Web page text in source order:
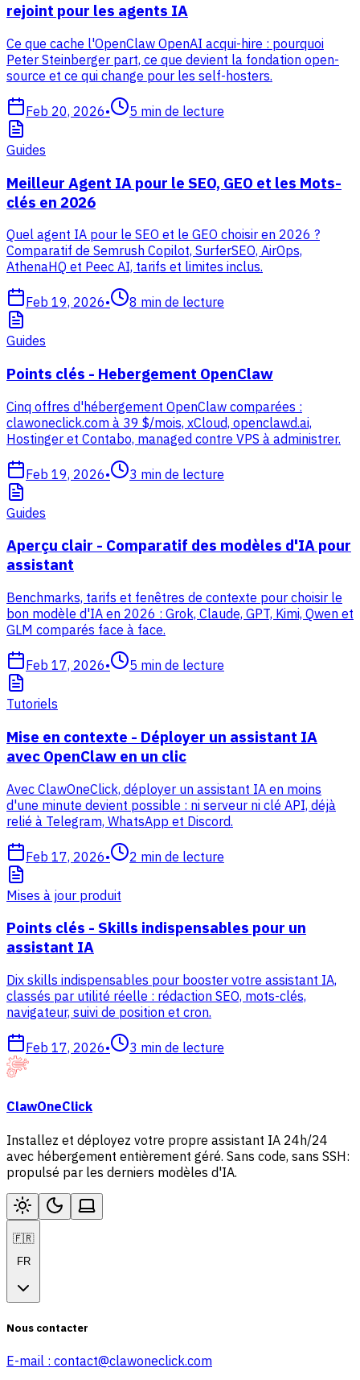
rejoint pour les agents IA
Ce que cache l'OpenClaw OpenAI acqui-hire : pourquoi
Peter Steinberger part, ce que devient la fondation open-
source et ce qui change pour les self-hosters.
Feb 20, 2026• 5 min de lecture
Guides
Meilleur Agent IA pour le SEO, GEO et les Mots-
clés en 2026
Quel agent IA pour le SEO et le GEO choisir en 2026 ?
Comparatif de Semrush Copilot, SurferSEO, AirOps,
AthenaHQ et Peec AI, tarifs et limites inclus.
Feb 19, 2026• 8 min de lecture
Guides
Points clés - Hebergement OpenClaw
Cinq offres d'hébergement OpenClaw comparées :
clawoneclick.com à 39 $/mois, xCloud, openclawd.ai,
Hostinger et Contabo, managed contre VPS à administrer.
Feb 19, 2026• 3 min de lecture
Guides
Aperçu clair - Comparatif des modèles d'IA pour
assistant
Benchmarks, tarifs et fenêtres de contexte pour choisir le
bon modèle d'IA en 2026 : Grok, Claude, GPT, Kimi, Qwen et
GLM comparés face à face.
Feb 17, 2026• 5 min de lecture
Tutoriels
Mise en contexte - Déployer un assistant IA
avec OpenClaw en un clic
Avec ClawOneClick, déployer un assistant IA en moins
d'une minute devient possible : ni serveur ni clé API, déjà
relié à Telegram, WhatsApp et Discord.
Feb 17, 2026• 2 min de lecture
Mises à jour produit
Points clés - Skills indispensables pour un
assistant IA
Dix skills indispensables pour booster votre assistant IA,
classés par utilité réelle : rédaction SEO, mots-clés,
navigateur, suivi de position et cron.
Feb 17, 2026• 3 min de lecture
ClawOneClick
Installez et déployez votre propre assistant IA 24h/24
avec hébergement entièrement géré. Sans code, sans SSH:
propulsé par les derniers modèles d'IA.
🇫🇷
FR
Nous contacter
E-mail : contact@clawoneclick.com